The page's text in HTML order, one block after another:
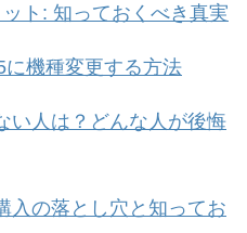
ト: 知っておくべき真実
機種変更する方法
い人は？どんな人が後悔
入の落とし穴と知ってお